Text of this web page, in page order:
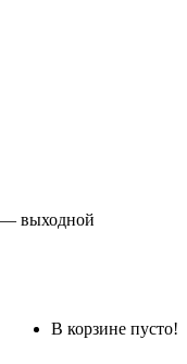
— выходной
В корзине пусто!